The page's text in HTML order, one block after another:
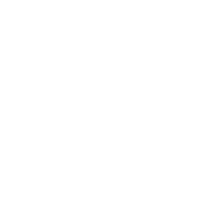
ダウンロ
お問い合わせくだ